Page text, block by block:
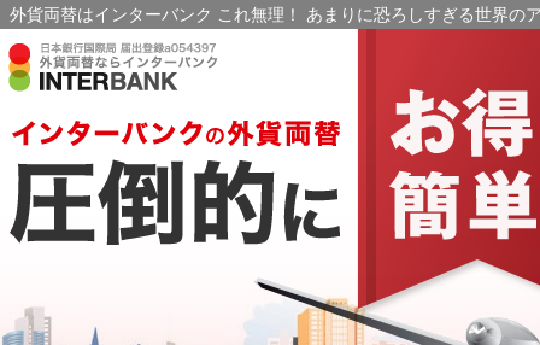
外貨両替はインターバンク これ無理！ あまりに恐ろしすぎる世界